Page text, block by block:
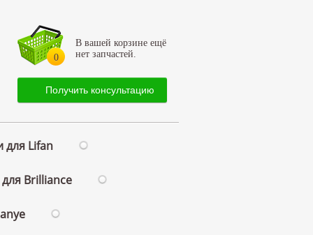
0
В вашей корзине ещё
нет запчастей.
Получить консультацию
для Lifan
Brilliance